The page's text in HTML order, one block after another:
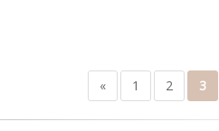
« 1 2 3